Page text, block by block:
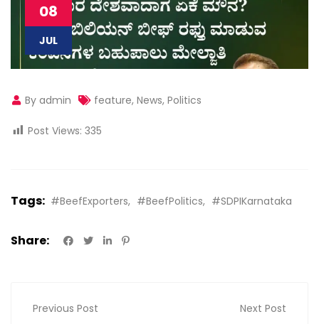
08
JUL
By admin feature, News, Politics
Post Views: 335
Tags: #BeefExporters #BeefPolitics #SDPIKarnataka
Share:
Previous Post Next Post